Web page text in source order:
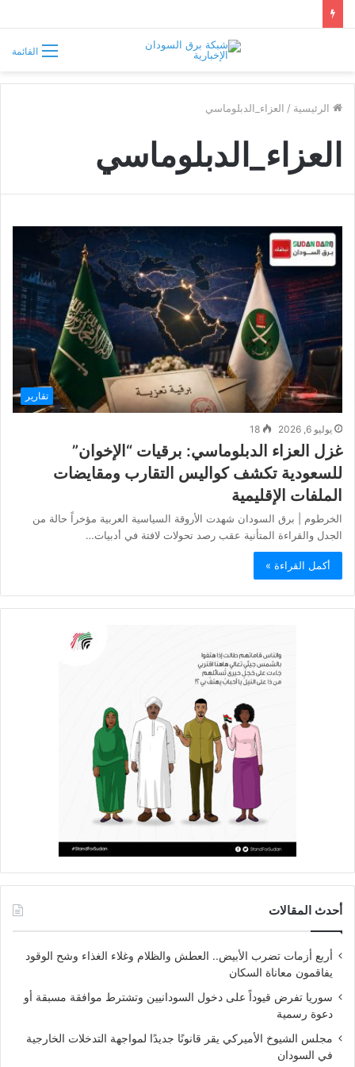
القائمة
الرئيسية / العزاء_الدبلوماسي
العزاء_الدبلوماسي
تقارير
يوليو 6, 2026 18
غزل العزاء الدبلوماسي: برقيات “الإخوان”
للسعودية تكشف كواليس التقارب ومقايضات
الملفات الإقليمية
الخرطوم | برق السودان شهدت الأروقة السياسية العربية مؤخراً حالة من
الجدل والقراءة المتأنية عقب رصد تحولات لافتة في أدبيات…
أكمل القراءة »
أحدث المقالات
أربع أزمات تضرب الأبيض.. العطش والظلام وغلاء الغذاء وشح الوقود
يفاقمون معاناة السكان
سوريا تفرض قيوداً على دخول السودانيين وتشترط موافقة مسبقة أو
دعوة رسمية
مجلس الشيوخ الأميركي يقر قانونًا جديدًا لمواجهة التدخلات الخارجية
في السودان